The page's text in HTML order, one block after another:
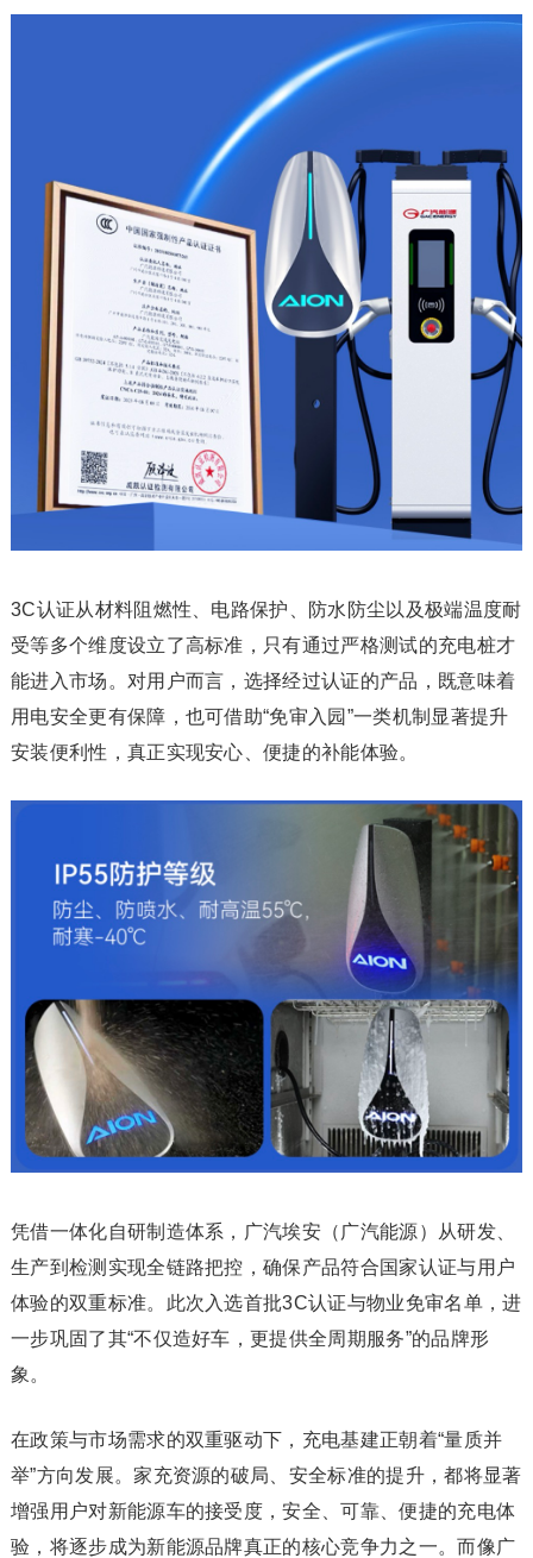
3C认证从材料阻燃性、电路保护、防水防尘以及极端温度耐
受等多个维度设立了高标准，只有通过严格测试的充电桩才
能进入市场。对用户而言，选择经过认证的产品，既意味着
用电安全更有保障，也可借助“免审入园”一类机制显著提升
安装便利性，真正实现安心、便捷的补能体验。
凭借一体化自研制造体系，广汽埃安（广汽能源）从研发、
生产到检测实现全链路把控，确保产品符合国家认证与用户
体验的双重标准。此次入选首批3C认证与物业免审名单，进
一步巩固了其“不仅造好车，更提供全周期服务”的品牌形
象。
在政策与市场需求的双重驱动下，充电基建正朝着“量质并
举”方向发展。家充资源的破局、安全标准的提升，都将显著
增强用户对新能源车的接受度，安全、可靠、便捷的充电体
验，将逐步成为新能源品牌真正的核心竞争力之一。而像广